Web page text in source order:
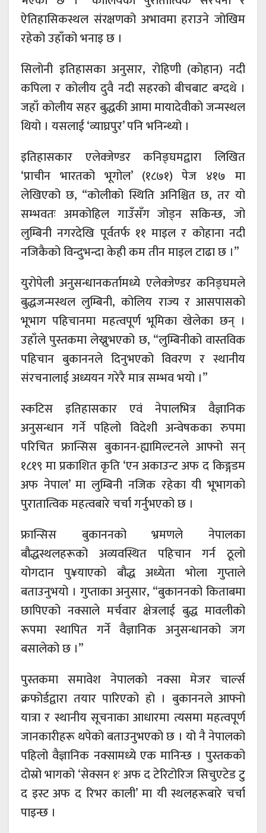
ऐतिहासिकस्थल संरक्षणको अभावमा हराउने जोखिम
रहेको उहाँको भनाइ छ ।
सिलोनी इतिहासका अनुसार, रोहिणी (कोहान) नदी
कपिला र कोलीय दुवै नदी सहरको बीचबाट बग्दथे ।
जहाँ कोलीय सहर बुद्धकी आमा मायादेवीको जन्मस्थल
थियो । यसलाई ‘व्याघ्रपुर’ पनि भनिन्थ्यो ।
इतिहासकार एलेक्जेण्डर कनिङ्घमद्वारा लिखित
‘प्राचीन भारतको भूगोल’ (१८७१) पेज ४१७ मा
लेखिएको छ, “कोलीको स्थिति अनिश्चित छ, तर यो
सम्भवतः अमकोहिल गाउँसँग जोड्न सकिन्छ, जो
लुम्बिनी नगरदेखि पूर्वतर्फ ११ माइल र कोहाना नदी
नजिकैको विन्दुभन्दा केही कम तीन माइल टाढा छ ।”
युरोपेली अनुसन्धानकर्तामध्ये एलेक्जेण्डर कनिङ्घमले
बुद्धजन्मस्थल लुम्बिनी, कोलिय राज्य र आसपासको
भूभाग पहिचानमा महत्वपूर्ण भूमिका खेलेका छन् ।
उहाँले पुस्तकमा लेख्नुभएको छ, “लुम्बिनीको वास्तविक
पहिचान बुकाननले दिनुभएको विवरण र स्थानीय
संरचनालाई अध्ययन गरेरै मात्र सम्भव भयो ।”
स्कटिस इतिहासकार एवं नेपालभित्र वैज्ञानिक
अनुसन्धान गर्ने पहिलो विदेशी अन्वेषकका रुपमा
परिचित फ्रान्सिस बुकानन-ह्यामिल्टनले आफ्नो सन्
१८१९ मा प्रकाशित कृति ‘एन अकाउन्ट अफ द किङ्गडम
अफ नेपाल’ मा लुम्बिनी नजिक रहेका यी भूभागको
पुरातात्विक महत्वबारे चर्चा गर्नुभएको छ ।
फ्रान्सिस बुकाननको भ्रमणले नेपालका
बौद्धस्थलहरूको अव्यवस्थित पहिचान गर्न ठूलो
योगदान पु¥याएको बौद्ध अध्येता भोला गुप्ताले
बताउनुभयो । गुप्ताका अनुसार, “बुकाननको किताबमा
छापिएको नक्साले मर्चवार क्षेत्रलाई बुद्ध मावलीको
रूपमा स्थापित गर्ने वैज्ञानिक अनुसन्धानको जग
बसालेको छ ।”
पुस्तकमा समावेश नेपालको नक्सा मेजर चार्ल्स
क्रफोर्डद्वारा तयार पारिएको हो । बुकाननले आफ्नो
यात्रा र स्थानीय सूचनाका आधारमा त्यसमा महत्वपूर्ण
जानकारीहरू थपेको बताउनुभएको छ । यो नै नेपालको
पहिलो वैज्ञानिक नक्सामध्ये एक मानिन्छ । पुस्तकको
दोस्रो भागको ‘सेक्सन १ः अफ द टेरिटोरिज सिचुएटेड टु
द इस्ट अफ द रिभर काली’ मा यी स्थलहरूबारे चर्चा
पाइन्छ ।